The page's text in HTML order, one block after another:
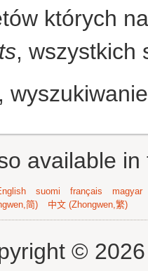
których
, wszystkich
available
suomi français
magyar
简) 中文 (Zhongwen,繁)
©